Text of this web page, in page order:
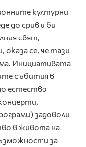
културни
до срив и би
свят,
оказа се, че тази
Инициативата
събития в
естество
задоволи
в живота на
за